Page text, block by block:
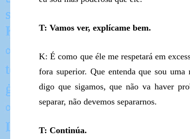
T: Vamos ver, explícame bem.
K: É como que éle me respetará em
fora superior. Que entenda que sou
digo que sigamos, que não va haver
separar, não devemos separarnos.
T: Continúa.